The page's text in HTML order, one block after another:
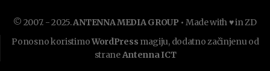
© 2007. - 2025.ANTENNA MEDIA GROUP • Made with ♥ in ZD
Ponosno koristimoWordPress magiju, dodatno začinjenu od
straneAntenna ICT